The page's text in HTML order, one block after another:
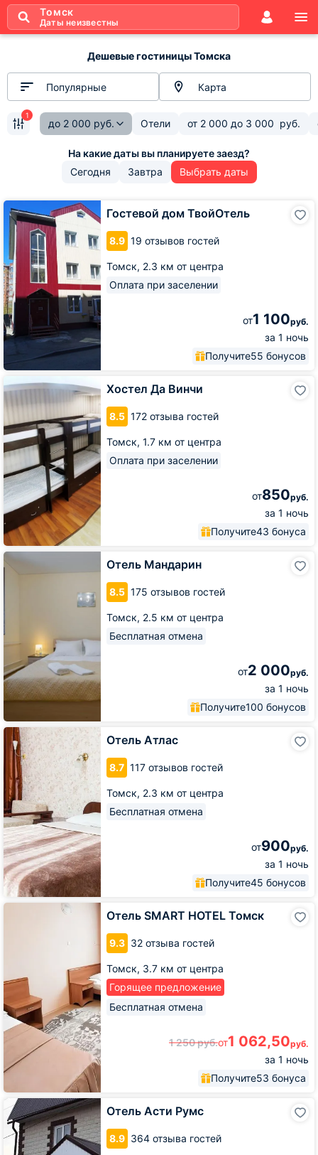
Томск
Даты неизвестны
Дешевые гостиницы Томска
Популярные Карта
до 2 000 руб. Отели от 2 000 до 3 000 руб.
1
Сегодня Завтра Выбрать даты
Гостевой дом ТвойОтель
8.9 19 отзывов гостей
Томск, 2.3 км от центра
Оплата при заселении
от1 100руб.
за 1 ночь
Получите55 бонусов
Гостевой
дом
ТвойОтель
Хостел Да Винчи
8.5 172 отзыва гостей
Томск, 1.7 км от центра
Оплата при заселении
от850руб.
за 1 ночь
Получите43 бонуса
Хостел
Да
Винчи
Отель Мандарин
8.5 175 отзывов гостей
Томск, 2.5 км от центра
Бесплатная отмена
от2 000руб.
за 1 ночь
Получите100 бонусов
Отель
Мандарин
Отель Атлас
8.7 117 отзывов гостей
Томск, 2.3 км от центра
Бесплатная отмена
от900руб.
за 1 ночь
Получите45 бонусов
Отель
Атлас
Отель SMART HOTEL Томск
9.3 32 отзыва гостей
Томск, 3.7 км от центра
Горящее предложение
Бесплатная отмена
1 250руб.от1 062,50руб.
за 1 ночь
Получите53 бонуса
Отель
Отель Асти Румс
8.9 364 отзыва гостей
Отель
Асти
Румс